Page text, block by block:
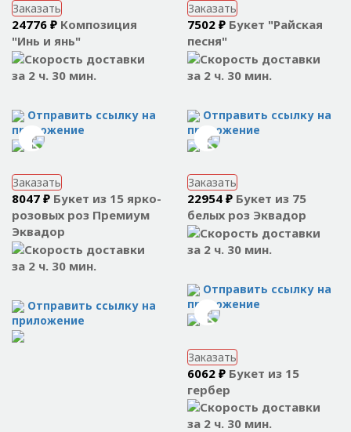
Заказать
24776 ₽ Композиция
"Инь и янь"
за 2 ч. 30 мин.
Отправить ссылку на
приложение
Заказать
7502 ₽ Букет "Райская
песня"
за 2 ч. 30 мин.
Отправить ссылку на
приложение
Заказать
8047 ₽ Букет из 15 ярко-
розовых роз Премиум
Эквадор
за 2 ч. 30 мин.
Отправить ссылку на
приложение
Заказать
22954 ₽ Букет из 75
белых роз Эквадор
за 2 ч. 30 мин.
Отправить ссылку на
приложение
Заказать
6062 ₽ Букет из 15
гербер
за 2 ч. 30 мин.